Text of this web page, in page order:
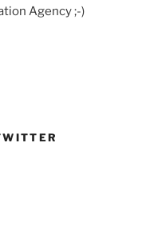
Agency ;-)